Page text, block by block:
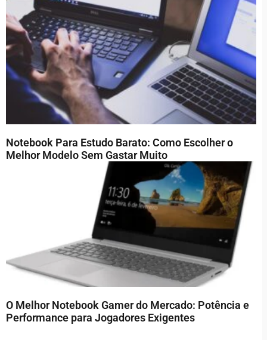
Notebook Para Estudo Barato: Como Escolher o
Melhor Modelo Sem Gastar Muito
O Melhor Notebook Gamer do Mercado: Potência e
Performance para Jogadores Exigentes